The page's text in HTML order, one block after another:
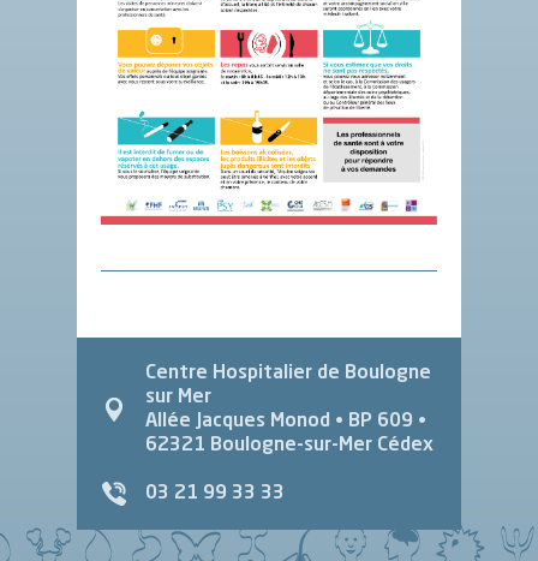
Centre Hospitalier de Boulogne
sur Mer
Allée Jacques Monod • BP 609 •
62321 Boulogne-sur-Mer Cédex
03 21 99 33 33